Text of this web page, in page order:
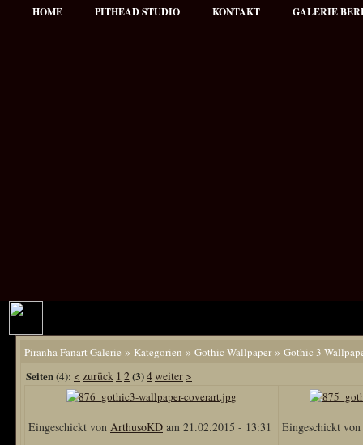
HOME PITHEAD STUDIO KONTAKT GALERIE
Piranha Fanart Galerie » Kategorien » Gothic Wallpaper» Gothic 3
Seiten(4): < zurück 1 2(3)4weiter >
Eingeschickt von ArthusoKD am 21.02.2015 - 13:31
Eingeschickt von